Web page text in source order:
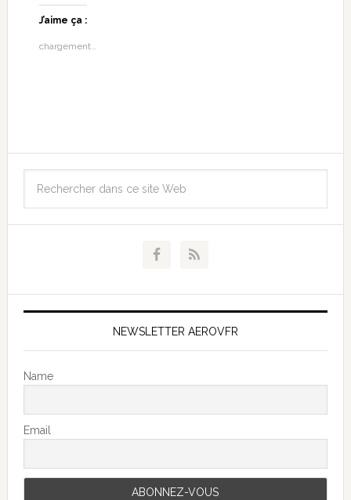
J’aime ça :
chargement…
NEWSLETTER AEROVFR
Name
Email